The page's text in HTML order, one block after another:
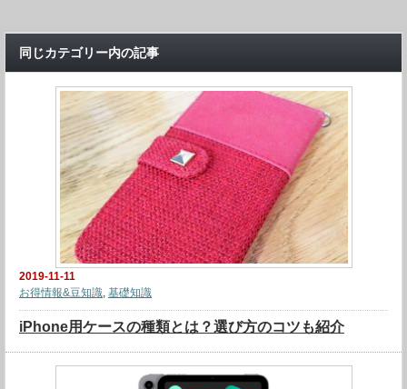
同じカテゴリー内の記事
2019-11-11
お得情報&豆知識, 基礎知識
iPhone用ケースの種類とは？選び方のコツも紹介